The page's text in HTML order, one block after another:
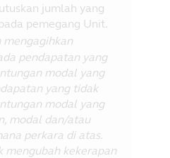
jumlah yang
pemegang Unit.
mengagihkan
pendapatan yang
modal yang
yang tidak
modal yang
modal dan/atau
perkara di atas.
mengubah kekerapan